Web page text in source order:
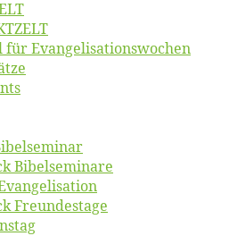
Evangelisationswochen
Bibelseminare
Freundestage